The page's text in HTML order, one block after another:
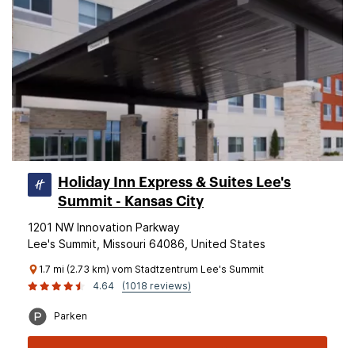
Holiday Inn Express & Suites Lee's
Summit - Kansas City
1201 NW Innovation Parkway
Lee's Summit, Missouri 64086, United States
1.7 mi (2.73 km) vom Stadtzentrum Lee's Summit
4.64
(1018 reviews)
Parken